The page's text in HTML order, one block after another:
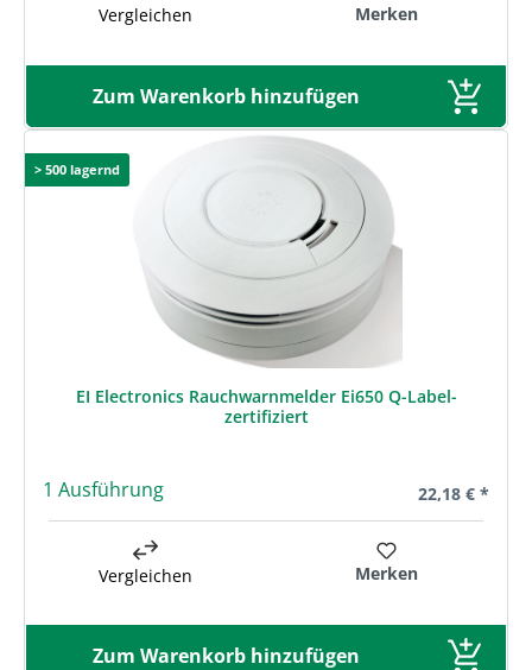
Vergleichen Merken
Zum Warenkorb hinzufügen
> 500 lagernd
EI Electronics Rauchwarnmelder Ei650 Q-Label-
zertifiziert
1 Ausführung Regulärer
22,18 € *
Vergleichen Merken
Zum Warenkorb hinzufügen